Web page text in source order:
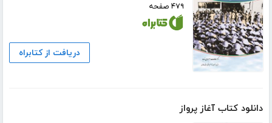
۴۷۹ صفحه
دریافت از کتابراه
دانلود کتاب آغاز پرواز